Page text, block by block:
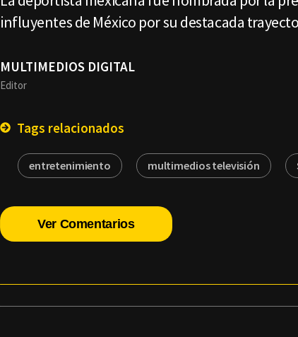
influyentes de México por su destacada
MULTIMEDIOS DIGITAL
Editor
Tags relacionados
entretenimiento multimedios televisión
Ver Comentarios